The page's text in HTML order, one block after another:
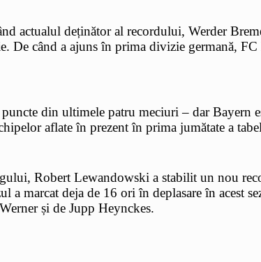
actualul deținător al recordului, Werder
când a ajuns în prima divizie germană,
din ultimele patru meciuri – dar Bayern
aflate în prezent în prima jumătate a
Robert Lewandowski a stabilit un nou
marcat deja de 16 ori în deplasare în acest
și de Jupp Heynckes.